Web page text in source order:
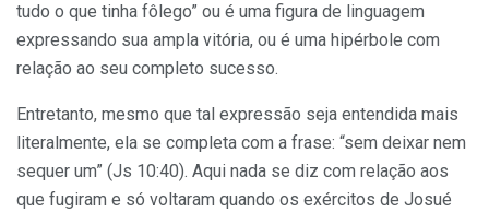
tudo o que tinha fôlego” ou é uma figura de linguagem
expressando sua ampla vitória, ou é uma hipérbole com
relação ao seu completo sucesso.
Entretanto, mesmo que tal expressão seja entendida mais
literalmente, ela se completa com a frase: “sem deixar nem
sequer um” (Js 10:40). Aqui nada se diz com relação aos
que fugiram e só voltaram quando os exércitos de Josué